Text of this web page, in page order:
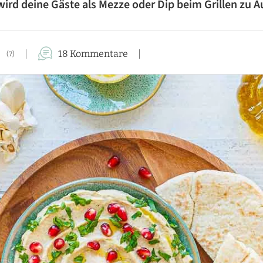
FÜR DIE FAMILIE
AUFLAUF-REZEPTE
PASTA-REZEPTE
REZEPTE VON A BIS Z
deine Gäste als Mezze oder Dip beim Grillen zu
(7) 18 Kommentare